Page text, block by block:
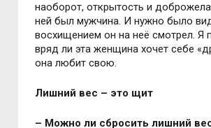
наоборот, открытость и
ней был мужчина. И нужно было
восхищением он на неё смотрел. Я
вряд ли эта женщина хочет себе
она любит свою.
Лишний вес – это щит
– Можно ли сбросить лишний